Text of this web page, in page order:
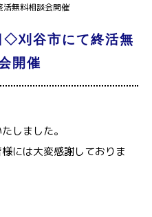
活無料相談会開催
◇刈谷市にて終活無
開催
しました。
には大変感謝しておりま